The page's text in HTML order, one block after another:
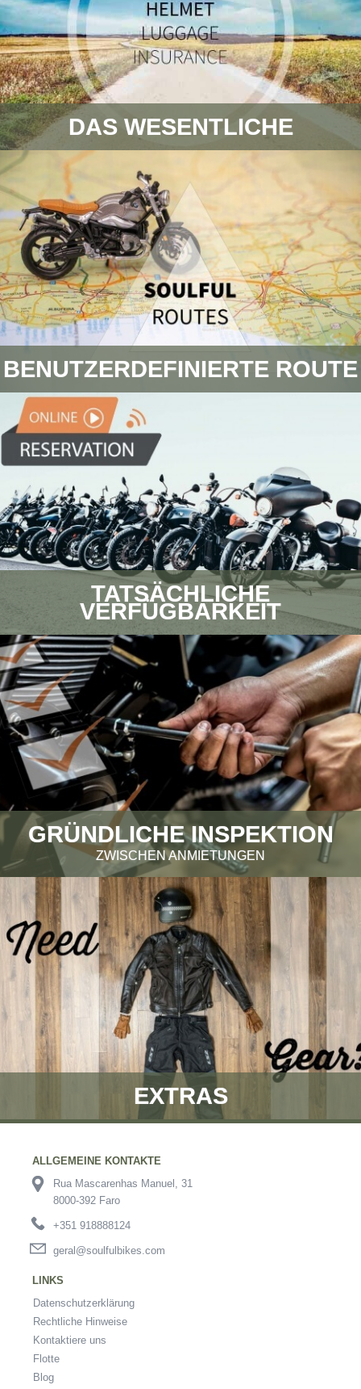
DAS WESENTLICHE
BENUTZERDEFINIERTE ROUTE
TATSÄCHLICHE
VERFÜGBARKEIT
GRÜNDLICHE INSPEKTION
ZWISCHEN ANMIETUNGEN
EXTRAS
ALLGEMEINE KONTAKTE
Rua Mascarenhas Manuel, 31
8000-392 Faro
+351 918888124
geral@soulfulbikes.com
LINKS
Datenschutzerklärung
Rechtliche Hinweise
Kontaktiere uns
Flotte
Blog